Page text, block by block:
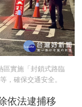
區實施「封鎖式路臨
，確保交通安全。
依法逮捕移